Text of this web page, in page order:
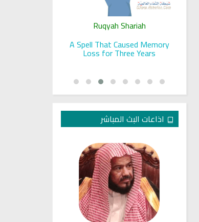
Ruqyah Shariah
A Spell That Caused Memory
Loss for Three Years
اذاعات البث المباشر